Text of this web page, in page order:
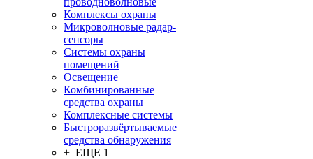
Комплексы охраны
Микроволновые радар-
сенсоры
Системы охраны
помещений
Освещение
Комбинированные
средства охраны
Комплексные системы
Быстроразвёртываемые
средства обнаружения
+ ЕЩЕ 1